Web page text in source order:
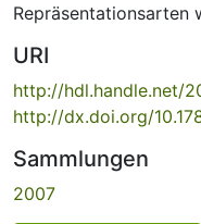
Repräsentationsarten
URI
http://hdl.handle.net/
http://dx.doi.org/
Sammlungen
2007